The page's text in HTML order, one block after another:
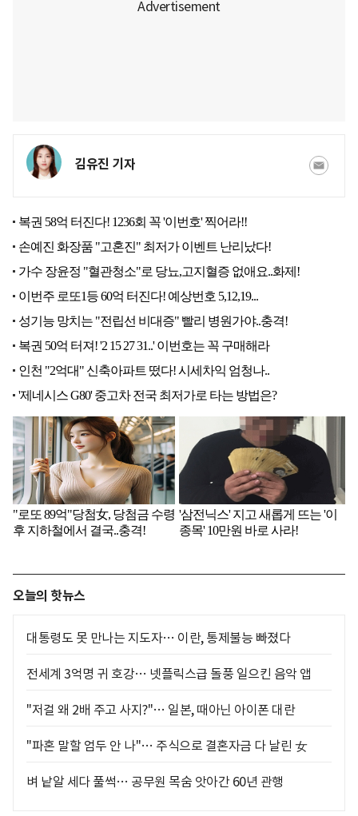
김유진 기자
오늘의 핫뉴스
대통령도 못 만나는 지도자… 이란, 통제불능 빠졌다
전세계 3억명 귀 호강… 넷플릭스급 돌풍 일으킨 음악 앱
"저걸 왜 2배 주고 사지?"… 일본, 때아닌 아이폰 대란
"파혼 말할 엄두 안 나"… 주식으로 결혼자금 다 날린 女
벼 낱알 세다 풀썩… 공무원 목숨 앗아간 60년 관행